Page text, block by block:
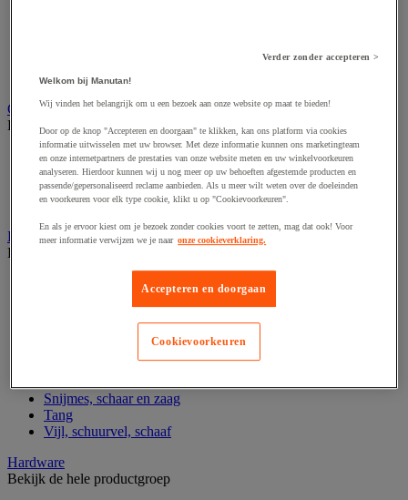
Verlengsnoer, stekkerdoos en kapelhaspel
Wandcontactdoos en schakelaar
Gereedschap opbergen
Bekijk de hele productgroep
Assortimentsdoos en gereedschapkoffer
Gereedschapskist en opbergtas
Gereedschapskoffer en versterkte kist
Verrijdbare werktafel
Handgereedschap
Bekijk de hele productgroep
Bankschroef, extractor en klem
Momentsleutel en schroevendraaier
Schroevendraaier en schroefbit
Snijmes, schaar en zaag
Tang
Vijl, schuurvel, schaaf
Hardware
Bekijk de hele productgroep
Verder zonder accepteren >
Welkom bij Manutan!
Wij vinden het belangrijk om u een bezoek aan onze website op maat te bieden!
Door op de knop "Accepteren en doorgaan" te klikken, kan ons platform via cookies
informatie uitwisselen met uw browser. Met deze informatie kunnen ons marketingteam
en onze internetpartners de prestaties van onze website meten en uw winkelvoorkeuren
analyseren. Hierdoor kunnen wij u nog meer op uw behoeften afgestemde producten en
passende/gepersonaliseerd reclame aanbieden. Als u meer wilt weten over de doeleinden
en voorkeuren voor elk type cookie, klikt u op "Cookievoorkeuren".
En als je ervoor kiest om je bezoek zonder cookies voort te zetten, mag dat ook! Voor
meer informatie verwijzen we je naar onze cookieverklaring.
Accepteren en doorgaan
Cookievoorkeuren